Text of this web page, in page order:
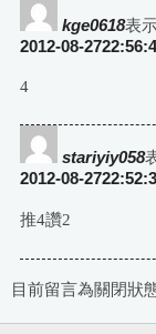
kge0618表
2012-08-
4
stariyiy058
2012-08-
推4讚2
目前留言為關閉狀態